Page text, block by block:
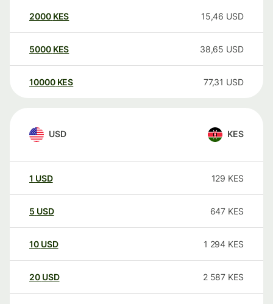
2000 KES 15,46 USD
5000 KES 38,65 USD
10000 KES 77,31 USD
USD KES
1 USD 129 KES
5 USD 647 KES
10 USD 1 294 KES
20 USD 2 587 KES